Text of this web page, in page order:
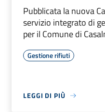
Pubblicata la nuova
servizio integrato di
per il Comune di
Gestione rifiuti
LEGGI DI PIÙ